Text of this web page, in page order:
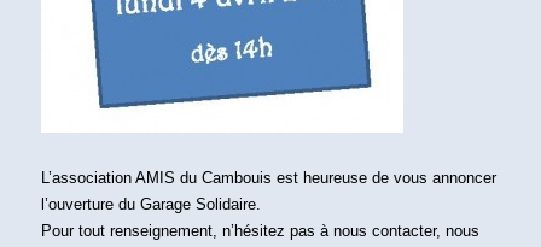
​L’association AMIS du Cambouis est heureuse de vous annoncer
l’ouverture du Garage Solidaire.
Pour tout renseignement, n’hésitez pas à nous contacter, nous